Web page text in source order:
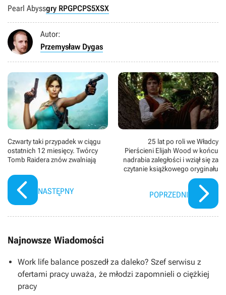
Pearl Abyssgry RPGPCPS5XSX
Autor:
Przemysław Dygas
Czwarty taki przypadek w ciągu
ostatnich 12 miesięcy. Twórcy
Tomb Raidera znów zwalniają
NASTĘPNY
25 lat po roli we Władcy
Pierścieni Elijah Wood w końcu
nadrabia zaległości i wziął się za
czytanie książkowego oryginału
POPRZEDNI
Najnowsze Wiadomości
Work life balance poszedł za daleko? Szef serwisu z
ofertami pracy uważa, że młodzi zapomnieli o ciężkiej
pracy